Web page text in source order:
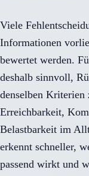
Viele
Informationen
bewertet werden.
deshalb sinnvoll,
denselben Kriterien
Erreichbarkeit,
Belastbarkeit im
erkennt schneller,
passend wirkt und